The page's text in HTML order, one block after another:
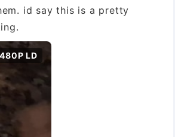
id say this is a pretty
LD